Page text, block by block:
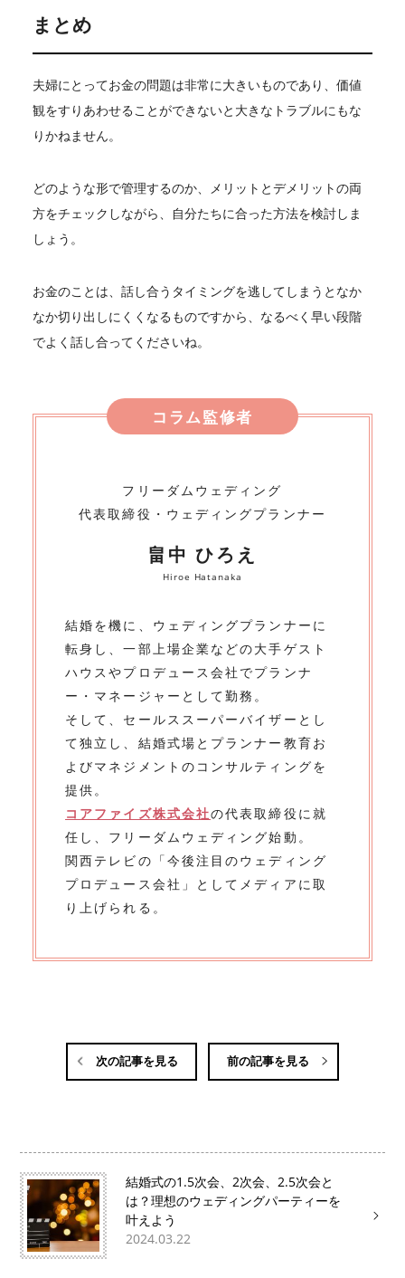
まとめ
夫婦にとってお金の問題は非常に大きいものであり、価値
観をすりあわせることができないと大きなトラブルにもな
りかねません。
どのような形で管理するのか、メリットとデメリットの両
方をチェックしながら、自分たちに合った方法を検討しま
しょう。
お金のことは、話し合うタイミングを逃してしまうとなか
なか切り出しにくくなるものですから、なるべく早い段階
でよく話し合ってくださいね。
コラム監修者
フリーダムウェディング
代表取締役・ウェディングプランナー
畠中 ひろえ
Hiroe Hatanaka
結婚を機に、ウェディングプランナーに
転身し、一部上場企業などの大手ゲスト
ハウスやプロデュース会社でプランナ
ー・マネージャーとして勤務。
そして、セールススーパーバイザーとし
て独立し、結婚式場とプランナー教育お
よびマネジメントのコンサルティングを
提供。
コアファイズ株式会社の代表取締役に就
任し、フリーダムウェディング始動。
関西テレビの「今後注目のウェディング
プロデュース会社」としてメディアに取
り上げられる。
次の記事を見る 前の記事を見る
結婚式の1.5次会、2次会、2.5次会と
は？理想のウェディングパーティーを
叶えよう
2024.03.22